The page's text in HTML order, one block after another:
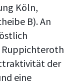
Köln,
B). An
Ruppichteroth
der
eine